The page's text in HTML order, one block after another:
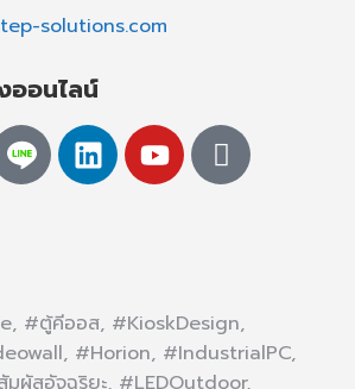
solutions.com
ออนไลน์
#ตู้คีออส, #KioskDesign,
#Horion, #IndustrialPC,
ผัสอัจฉริยะ, #LEDOutdoor,